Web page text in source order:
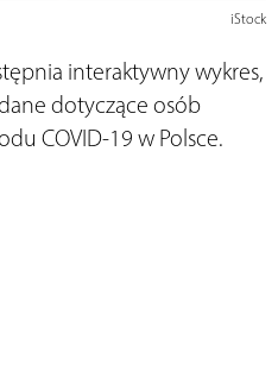
iStock
interaktywny wykres,
dotyczące osób
COVID-19 w Polsce.